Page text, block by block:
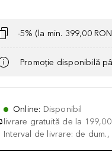
-5% (la min. 399,00
Promoție disponibilă
Online: Disponibil
livrare gratuită de la
Interval de livrare: de